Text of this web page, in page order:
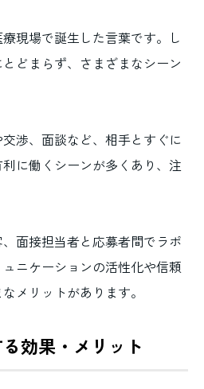
現場で誕生した言葉です。し
どまらず、さまざまなシーン
渉、面談など、相手とすぐに
に働くシーンが多くあり、注
面接担当者と応募者間でラポ
ニケーションの活性化や信頼
メリットがあります。
効果・メリット